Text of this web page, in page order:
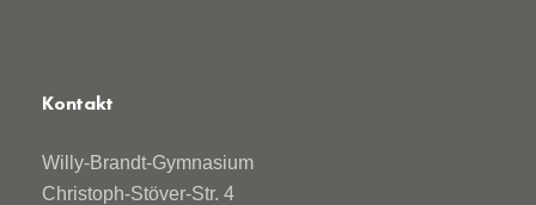
Kontakt
Willy-Brandt-Gymnasium
Christoph-Stöver-Str. 4